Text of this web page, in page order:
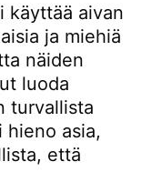
käyttää aivan
ja miehiä
näiden
luoda
turvallista
hieno asia,
että